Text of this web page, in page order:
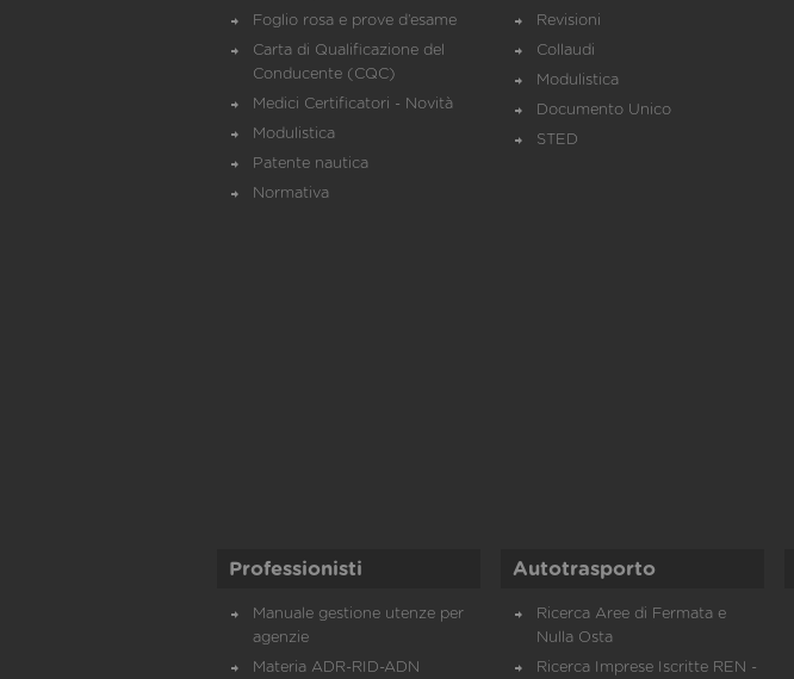
Foglio rosa e prove d’esame
Carta di Qualificazione del
Conducente (CQC)
Medici Certificatori - Novità
Modulistica
Patente nautica
Normativa
Revisioni
Collaudi
Modulistica
Documento Unico
STED
Professionisti
Manuale gestione utenze per
agenzie
Materia ADR-RID-ADN
Autotrasporto
Ricerca Aree di Fermata e
Nulla Osta
Ricerca Imprese Iscritte REN -